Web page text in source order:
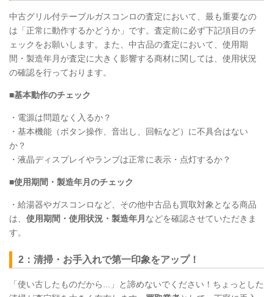
中古グリル付テーブルガスコンロの査定において、最も重要なの
は「正常に動作するかどうか」です。査定前に必ず下記項目のチ
ェックをお願いします。また、中古品の査定において、使用期
間・製造年月が査定に大きく影響する商材に関しては、使用状況
の確認を行っております。
■基本動作のチェック
・電源は問題なく入るか？
・基本機能（ボタン操作、音出し、回転など）に不具合はない
か？
・液晶ディスプレイやランプは正常に表示・点灯するか？
■使用期間・製造年月のチェック
・給湯器やガスコンロなど、その他中古品も買取対象となる商品
は、 使用期間・使用状況・製造年月 などを確認させていただきま
す。
2：清掃・お手入れで第一印象をアップ！
「使い古したものだから...」と諦めないでください！ちょっとした